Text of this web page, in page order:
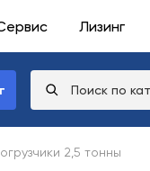
Лизинг
2,5 тонны